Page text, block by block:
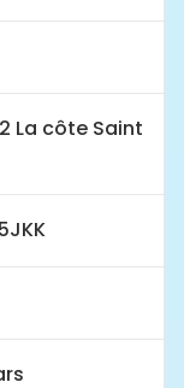
La côte Saint